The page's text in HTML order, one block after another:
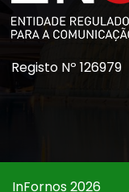
Registo Nº 126979
InFornos 2026